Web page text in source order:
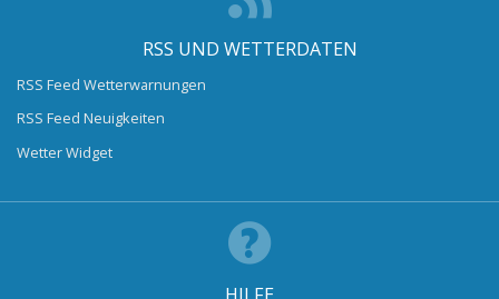
RSS UND WETTERDATEN
RSS Feed Wetterwarnungen
RSS Feed Neuigkeiten
Wetter Widget